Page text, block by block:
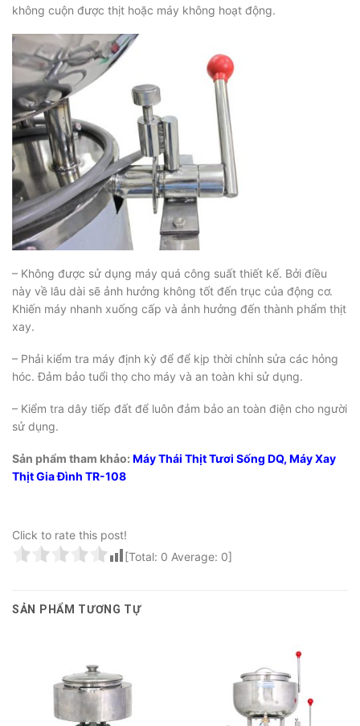
không cuộn được thịt hoặc máy không hoạt động.
– Không được sử dụng máy quá công suất thiết kế. Bởi điều
này về lâu dài sẽ ảnh hưởng không tốt đến trục của động cơ.
Khiến máy nhanh xuống cấp và ảnh hưởng đến thành phẩm thịt
xay.
– Phải kiểm tra máy định kỳ để để kịp thời chỉnh sửa các hỏng
hóc. Đảm bảo tuổi thọ cho máy và an toàn khi sử dụng.
– Kiểm tra dây tiếp đất để luôn đảm bảo an toàn điện cho người
sử dụng.
Sản phẩm tham khảo: Máy Thái Thịt Tươi Sống DQ, Máy Xay
Thịt Gia Đình TR-108
Click to rate this post!
[Total: 0 Average: 0]
SẢN PHẨM TƯƠNG TỰ